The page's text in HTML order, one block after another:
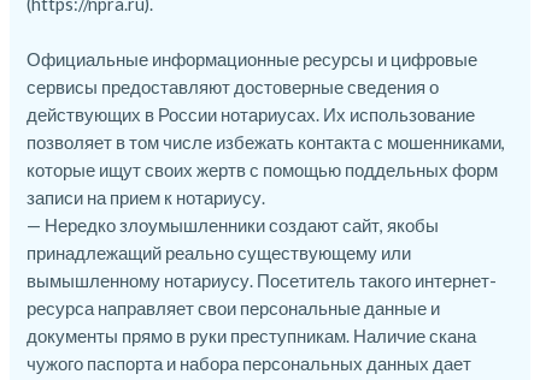
(https://npra.ru).
Официальные информационные ресурсы и цифровые
сервисы предоставляют достоверные сведения о
действующих в России нотариусах. Их использование
позволяет в том числе избежать контакта с мошенниками,
которые ищут своих жертв с помощью поддельных форм
записи на прием к нотариусу.
— Нередко злоумышленники создают сайт, якобы
принадлежащий реально существующему или
вымышленному нотариусу. Посетитель такого интернет-
ресурса направляет свои персональные данные и
документы прямо в руки преступникам. Наличие скана
чужого паспорта и набора персональных данных дает